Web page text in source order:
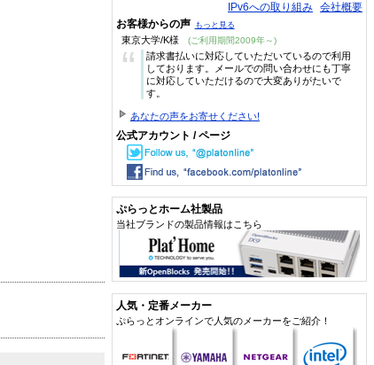
IPv6への取り組み 会社概要
お客様からの声 もっと見る
東京大学/K様 (ご利用期間2009年～)
“
請求書払いに対応していただいているので利用
しております。メールでの問い合わせにも丁寧
に対応していただけるので大変ありがたいで
す。
あなたの声をお寄せください!
公式アカウント / ページ
ぷらっとホーム社製品
当社ブランドの製品情報はこちら
人気・定番メーカー
ぷらっとオンラインで人気のメーカーをご紹介！